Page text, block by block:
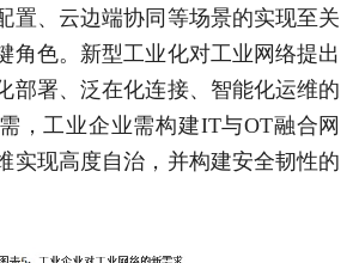
置、云边端协同等场景的实现至关
角色。新型工业化对工业网络提出
部署、泛在化连接、智能化运维的
，工业企业需构建IT与OT融合网
实现高度自治，并构建安全韧性的